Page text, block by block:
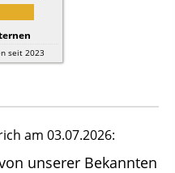
seit 2023
am 03.07.2026:
unserer Bekannten